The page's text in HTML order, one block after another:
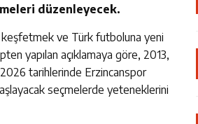
düzenleyecek.
keşfetmek ve Türk futboluna yeni
yapılan açıklamaya göre, 2013,
tarihlerinde Erzincanspor
seçmelerde yeteneklerini